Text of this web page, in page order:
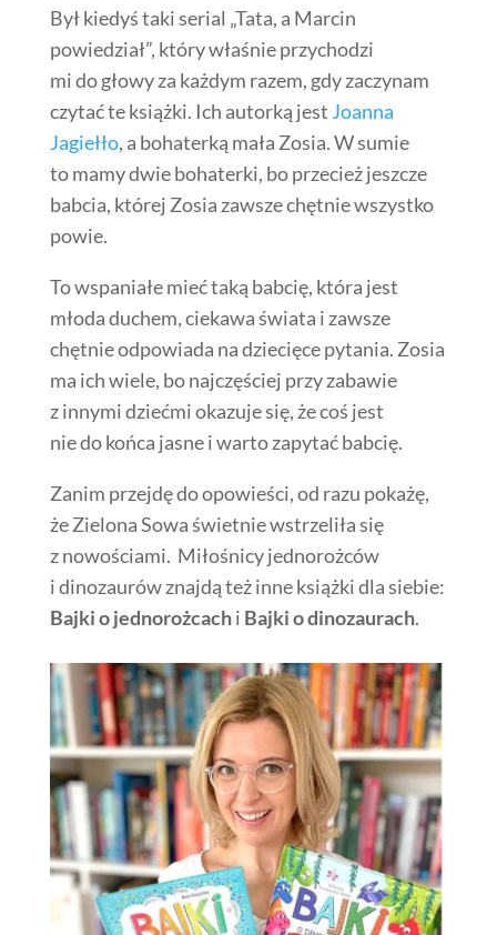
Był kiedyś taki serial „Tata, a Marcin
powiedział”, który właśnie przychodzi
mi do głowy za każdym razem, gdy zaczynam
czytać te książki. Ich autorką jest Joanna
Jagiełło, a bohaterką mała Zosia. W sumie
to mamy dwie bohaterki, bo przecież jeszcze
babcia, której Zosia zawsze chętnie wszystko
powie.
To wspaniałe mieć taką babcię, która jest
młoda duchem, ciekawa świata i zawsze
chętnie odpowiada na dziecięce pytania. Zosia
ma ich wiele, bo najczęściej przy zabawie
z innymi dziećmi okazuje się, że coś jest
nie do końca jasne i warto zapytać babcię.
Zanim przejdę do opowieści, od razu pokażę,
że Zielona Sowa świetnie wstrzeliła się
z nowościami. Miłośnicy jednorożców
i dinozaurów znajdą też inne książki dla siebie:
Bajki o jednorożcachi Bajki o dinozaurach.